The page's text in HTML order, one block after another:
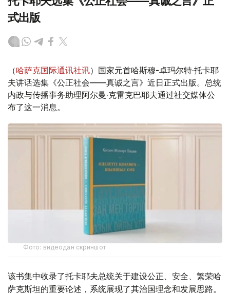
式出版
（哈萨克国际通讯社讯）国家元首哈斯穆-卓玛尔特·托卡耶
夫讲话选集《公正社会——真诚之言》近日正式出版。总统
内政与传播事务助理阿尔曼·克雷克巴耶夫通过社交媒体公
布了这一消息。
Фото: видеодан скриншот
该书集中收录了托卡耶夫总统关于建设公正、安全、繁荣哈
萨克斯坦的重要论述，系统展现了其治国理念和发展思路。